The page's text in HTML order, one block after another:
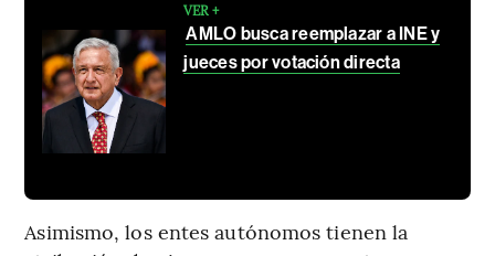
VER +
AMLO busca reemplazar a INE y
jueces por votación directa
Asimismo, los entes autónomos tienen la